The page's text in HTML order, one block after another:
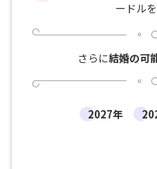
ードル
さらに結婚の可
2027年